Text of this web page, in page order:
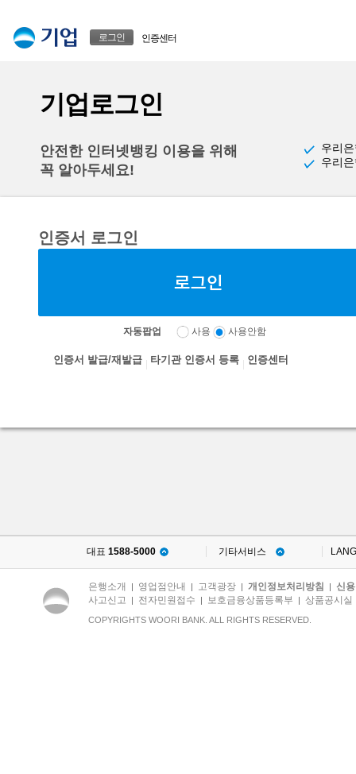
로그인 인증센터
기업로그인
안전한 인터넷뱅킹 이용을 위해
꼭 알아두세요!
우리
우리
인증서 로그인
자동팝업 사용 사용안함
인증서 발급/재발급 타기관 인증서 등록 인증센터
대표 1588-5000 기타서비스
은행소개 | 영업점안내 | 고객광장 | 개인정보처리방침 | 신
사고신고 | 전자민원접수 | 보호금융상품등록부 | 상품공시실
COPYRIGHTS WOORI BANK. ALL RIGHTS RESERVED.